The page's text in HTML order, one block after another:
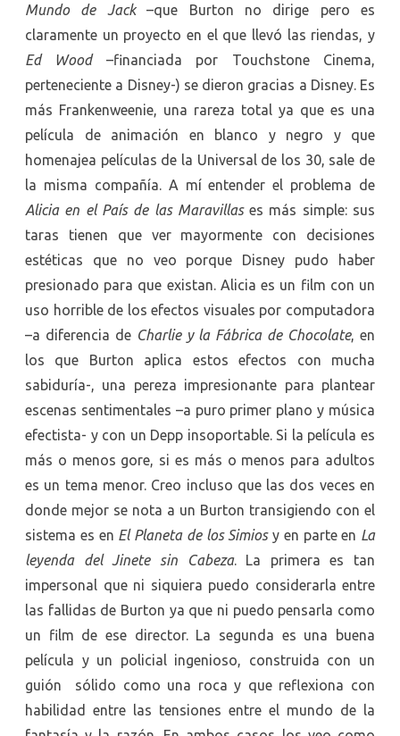
Mundo de Jack–que Burton no dirige pero es
claramente un proyecto en el que llevó las riendas, y
Ed Wood–financiada por Touchstone Cinema,
perteneciente a Disney-) se dieron gracias a Disney. Es
más Frankenweenie, una rareza total ya que es una
película de animación en blanco y negro y que
homenajea películas de la Universal de los 30, sale de
la misma compañía. A mí entender el problema de
Alicia en el País de las Maravillases más simple: sus
taras tienen que ver mayormente con decisiones
estéticas que no veo porque Disney pudo haber
presionado para que existan. Alicia es un film con un
uso horrible de los efectos visuales por computadora
–a diferencia de Charlie y la Fábrica de Chocolate, en
los que Burton aplica estos efectos con mucha
sabiduría-, una pereza impresionante para plantear
escenas sentimentales –a puro primer plano y música
efectista- y con un Depp insoportable. Si la película es
más o menos gore, si es más o menos para adultos
es un tema menor. Creo incluso que las dos veces en
donde mejor se nota a un Burton transigiendo con el
sistema es en El Planeta de los Simiosy en parte en La
leyenda del Jinete sin Cabeza. La primera es tan
impersonal que ni siquiera puedo considerarla entre
las fallidas de Burton ya que ni puedo pensarla como
un film de ese director. La segunda es una buena
película y un policial ingenioso, construida con un
guión sólido como una roca y que reflexiona con
habilidad entre las tensiones entre el mundo de la